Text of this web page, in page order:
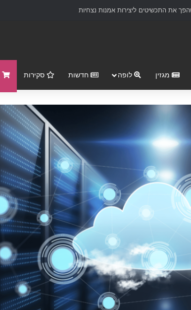
מגזין לופה חדשות סקירות